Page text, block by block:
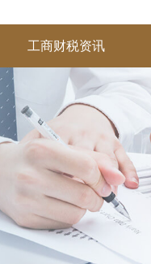
工商财税资讯